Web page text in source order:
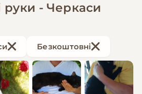
руки - Черкаси
Безкоштовні